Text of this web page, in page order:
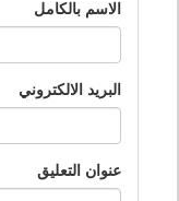
الاسم بالكامل
البريد الالكتروني
عنوان التعليق